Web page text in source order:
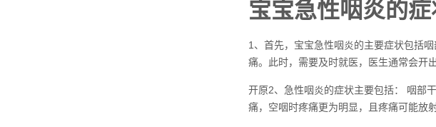
宝宝急性咽炎的
1、首先，宝宝急性咽炎的主要症状包括
痛。此时，需要及时就医，医生通常会开
开原2、急性咽炎的症状主要包括： 咽部
痛，空咽时疼痛更为明显，且疼痛可能放